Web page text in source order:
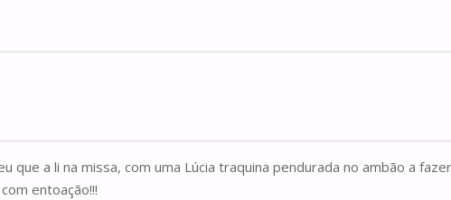
a li na missa, com uma Lúcia traquina pendurada no ambão a
entoação!!!